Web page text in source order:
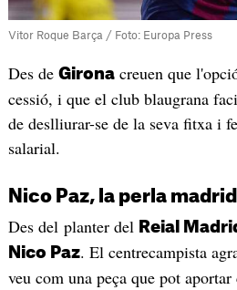
Vitor Roque Barça / Foto: Europa Press
Des de Gironacreuen que
cessió, i que el club blaugrana
de deslliurar-se de la seva fitxa i
salarial.
Nico Paz, la perla
Des del planter del Reial
Nico Paz. El centrecampista
veu com una peça que pot